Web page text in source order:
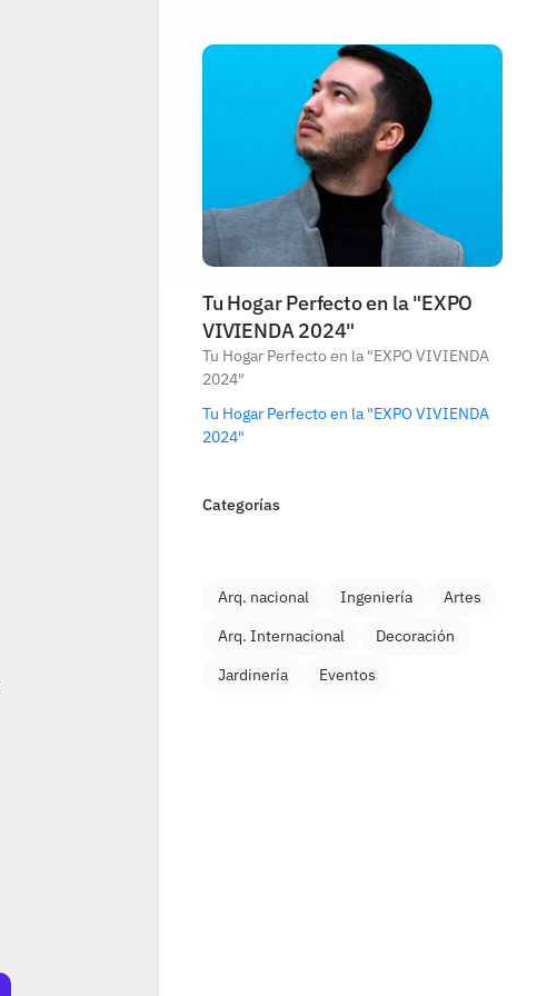
Tu Hogar Perfecto en la "EXPO
VIVIENDA 2024"
Tu Hogar Perfecto en la "EXPO VIVIENDA
2024"
Tu Hogar Perfecto en la "EXPO VIVIENDA
2024"
Categorías
Arq. nacional Ingeniería
Artes
Arq. Internacional
Decoración
Jardinería
Eventos